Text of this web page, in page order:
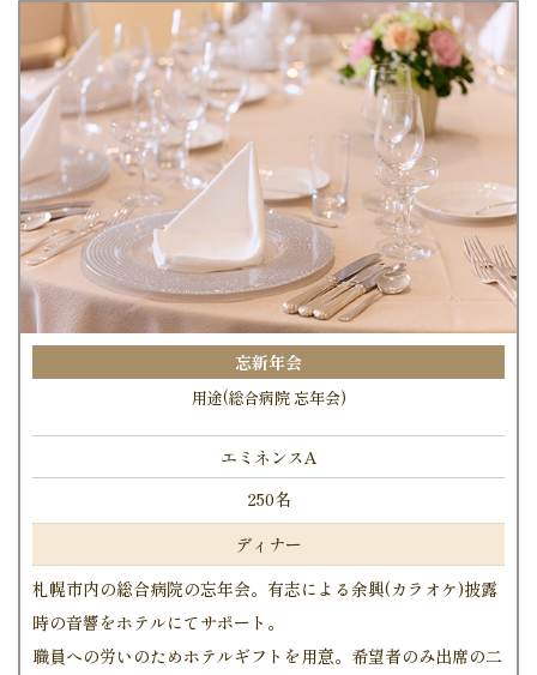
忘新年会
用途(総合病院 忘年会)
エミネンスA
250名
ディナー
札幌市内の総合病院の忘年会。有志による余興(カラオケ)披露
時の音響をホテルにてサポート。
職員への労いのためホテルギフトを用意。希望者のみ出席の二